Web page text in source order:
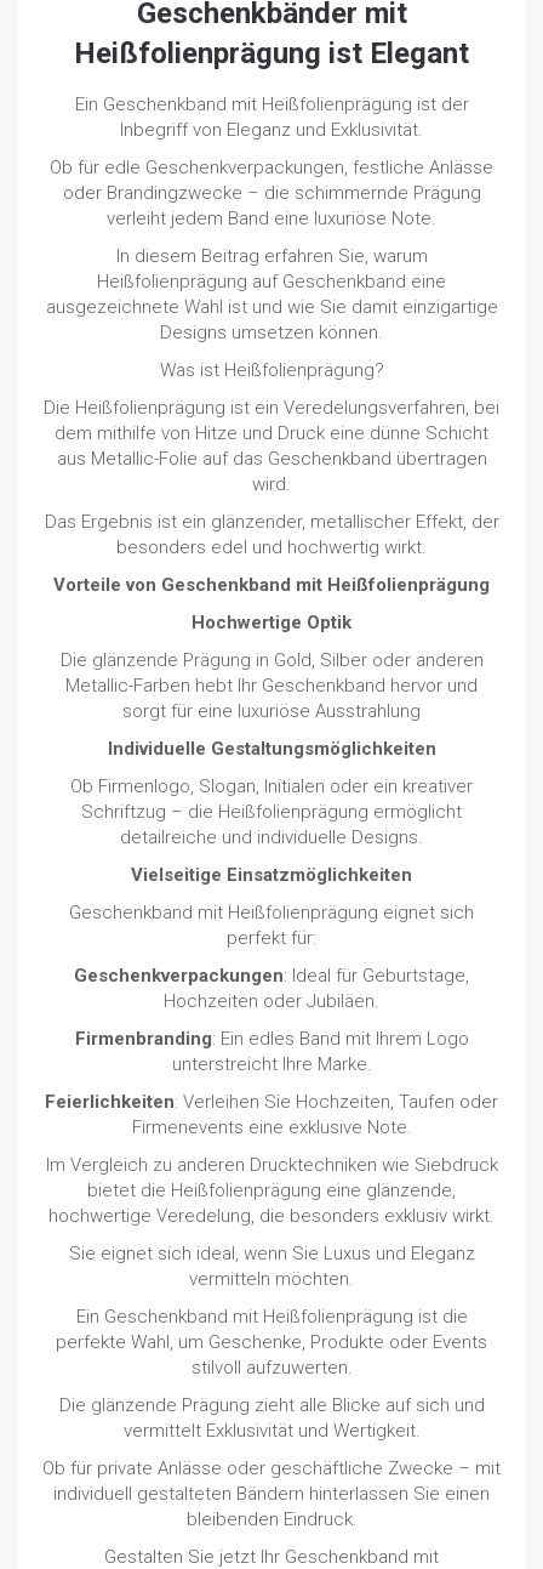
Geschenkbänder mit
Heißfolienprägung ist Elegant
Ein Geschenkband mit Heißfolienprägung ist der
Inbegriff von Eleganz und Exklusivität.
Ob für edle Geschenkverpackungen, festliche Anlässe
oder Brandingzwecke – die schimmernde Prägung
verleiht jedem Band eine luxuriöse Note.
In diesem Beitrag erfahren Sie, warum
Heißfolienprägung auf Geschenkband eine
ausgezeichnete Wahl ist und wie Sie damit einzigartige
Designs umsetzen können.
Was ist Heißfolienprägung?
Die Heißfolienprägung ist ein Veredelungsverfahren, bei
dem mithilfe von Hitze und Druck eine dünne Schicht
aus Metallic-Folie auf das Geschenkband übertragen
wird.
Das Ergebnis ist ein glänzender, metallischer Effekt, der
besonders edel und hochwertig wirkt.
Vorteile von Geschenkband mit Heißfolienprägung
Hochwertige Optik
Die glänzende Prägung in Gold, Silber oder anderen
Metallic-Farben hebt Ihr Geschenkband hervor und
sorgt für eine luxuriöse Ausstrahlung
Individuelle Gestaltungsmöglichkeiten
Ob Firmenlogo, Slogan, Initialen oder ein kreativer
Schriftzug – die Heißfolienprägung ermöglicht
detailreiche und individuelle Designs.
Vielseitige Einsatzmöglichkeiten
Geschenkband mit Heißfolienprägung eignet sich
perfekt für:
Geschenkverpackungen: Ideal für Geburtstage,
Hochzeiten oder Jubiläen.
Firmenbranding: Ein edles Band mit Ihrem Logo
unterstreicht Ihre Marke.
Feierlichkeiten: Verleihen Sie Hochzeiten, Taufen oder
Firmenevents eine exklusive Note.
Im Vergleich zu anderen Drucktechniken wie Siebdruck
bietet die Heißfolienprägung eine glänzende,
hochwertige Veredelung, die besonders exklusiv wirkt.
Sie eignet sich ideal, wenn Sie Luxus und Eleganz
vermitteln möchten.
Ein Geschenkband mit Heißfolienprägung ist die
perfekte Wahl, um Geschenke, Produkte oder Events
stilvoll aufzuwerten.
Die glänzende Prägung zieht alle Blicke auf sich und
vermittelt Exklusivität und Wertigkeit.
Ob für private Anlässe oder geschäftliche Zwecke – mit
individuell gestalteten Bändern hinterlassen Sie einen
bleibenden Eindruck.
Gestalten Sie jetzt Ihr Geschenkband mit